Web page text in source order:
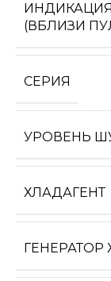
(ВБЛИЗИ
СЕРИЯ
УРОВЕНЬ
ХЛАДАГЕНТ